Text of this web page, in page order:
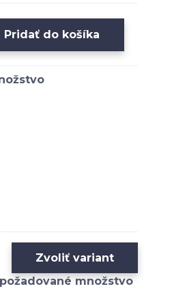
Pridať do košíka
Zvoliť variant